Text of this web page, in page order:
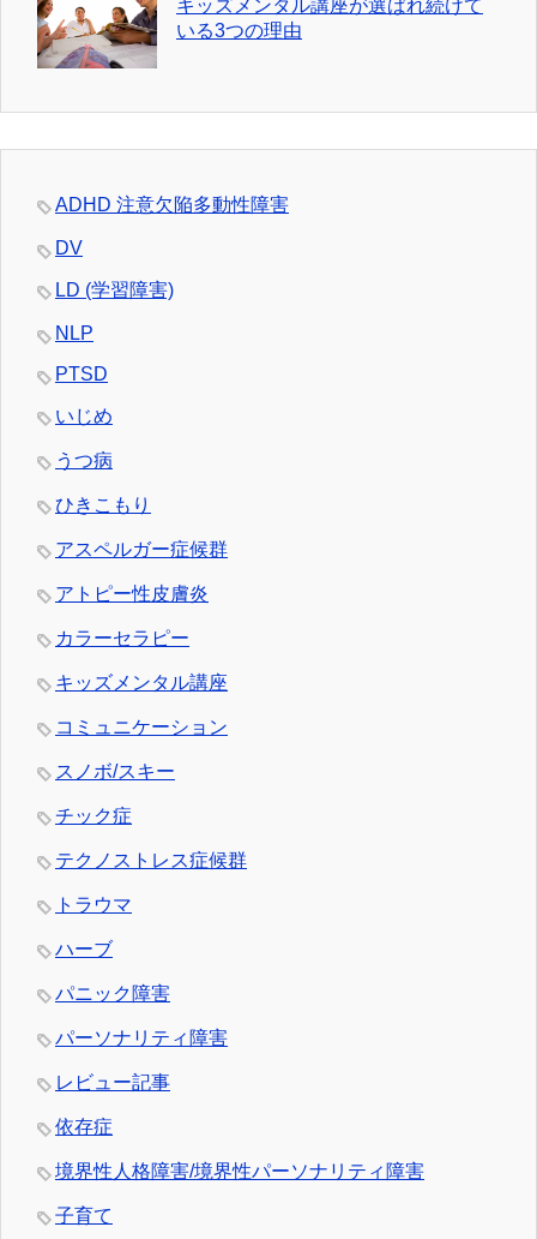
キッズメンタル講座が選ばれ続けて
いる3つの理由
ADHD 注意欠陥多動性障害
DV
LD (学習障害)
NLP
PTSD
いじめ
うつ病
ひきこもり
アスペルガー症候群
アトピー性皮膚炎
カラーセラピー
キッズメンタル講座
コミュニケーション
スノボ/スキー
チック症
テクノストレス症候群
トラウマ
ハーブ
パニック障害
パーソナリティ障害
レビュー記事
依存症
境界性人格障害/境界性パーソナリティ障害
子育て